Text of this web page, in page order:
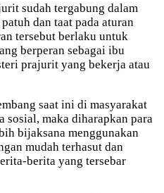
sudah tergabung dalam
dan taat pada aturan
tersebut berlaku untuk
berperan sebagai ibu
prajurit yang bekerja atau
saat ini di masyarakat
sosial, maka diharapkan para
bijaksana menggunakan
mudah terhasut dan
berita yang tersebar